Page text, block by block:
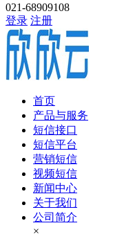
021-68909108
登录 注册
首页
产品与服务
短信接口
短信平台
营销短信
视频短信
新闻中心
关于我们
公司简介
×